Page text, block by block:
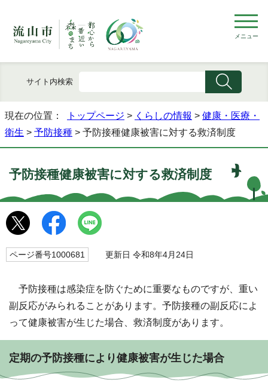
メニュー
サイト内検索
現在の位置： トップページ > くらしの情報 > 健康・医療・
衛生 > 予防接種 > 予防接種健康被害に対する救済制度
予防接種健康被害に対する救済制度
ページ番号1000681 更新日 令和8年4月24日
予防接種は感染症を防ぐために重要なものですが、重い
副反応がみられることがあります。予防接種の副反応によ
って健康被害が生じた場合、救済制度があります。
定期の予防接種により健康被害が生じた場合